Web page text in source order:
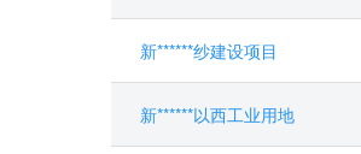
新******纱建设项目
新******以西工业用地